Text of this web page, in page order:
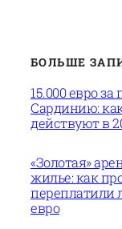
БОЛЬШЕ
15.000 евро за
Сардинию:
действуют в
«Золотая»
жилье: как
переплатили
евро